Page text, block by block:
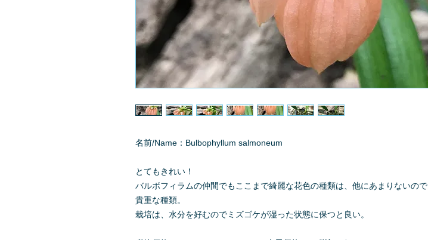
名前/Name：Bulbophyllum salmoneum
とてもきれい！
バルボフィラムの仲間でもここまで綺麗な花色の種類は、他にあまりないので
貴重な種類。
栽培は、水分を好むのでミズゴケが湿った状態に保つと良い。